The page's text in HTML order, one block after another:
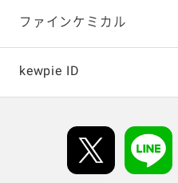
検査食
新商品・リニューアル
ファインケミカル
kewpie ID
Hi! kewpieについて